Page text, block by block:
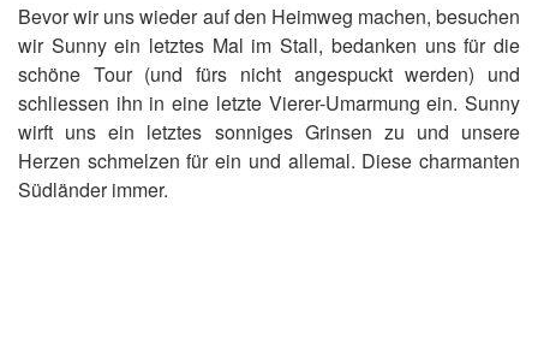
Bevor wir uns wieder auf den Heimweg machen, besuchen
wir Sunny ein letztes Mal im Stall, bedanken uns für die
schöne Tour (und fürs nicht angespuckt werden) und
schliessen ihn in eine letzte Vierer-Umarmung ein. Sunny
wirft uns ein letztes sonniges Grinsen zu und unsere
Herzen schmelzen für ein und allemal. Diese charmanten
Südländer immer.